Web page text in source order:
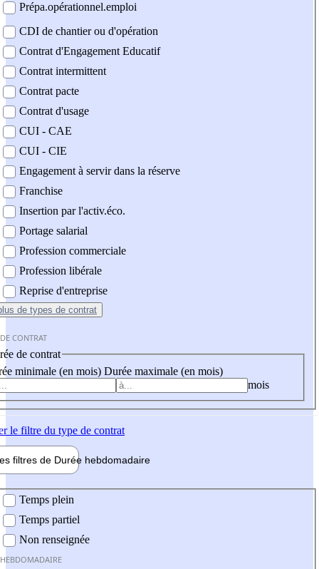
Prépa.opérationnel.emploi
CDI de chantier ou d'opération
Contrat d'Engagement Educatif
Contrat intermittent
Contrat pacte
Contrat d'usage
CUI - CAE
CUI - CIE
Engagement à servir dans la réserve
Franchise
Insertion par l'activ.éco.
Portage salarial
Profession commerciale
Profession libérale
Reprise d'entreprise
de types de contrat
CONTRAT
de contrat
minimale (en mois) Durée maximale (en mois)
mois
le filtre du type de contrat
filtres de Durée hebdomadaire
Temps plein
Temps partiel
Non renseignée